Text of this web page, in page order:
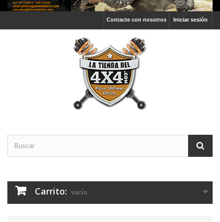
Iniciar sesión
Contacte con nosotros
Carrito: vacío